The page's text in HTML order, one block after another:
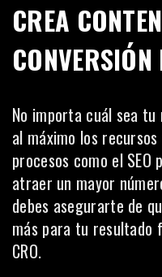
CREA
CONVERSIÓN
No importa cuál sea
al máximo los
procesos como el
atraer un mayor
debes asegurarte de
más para tu resultado
CRO.